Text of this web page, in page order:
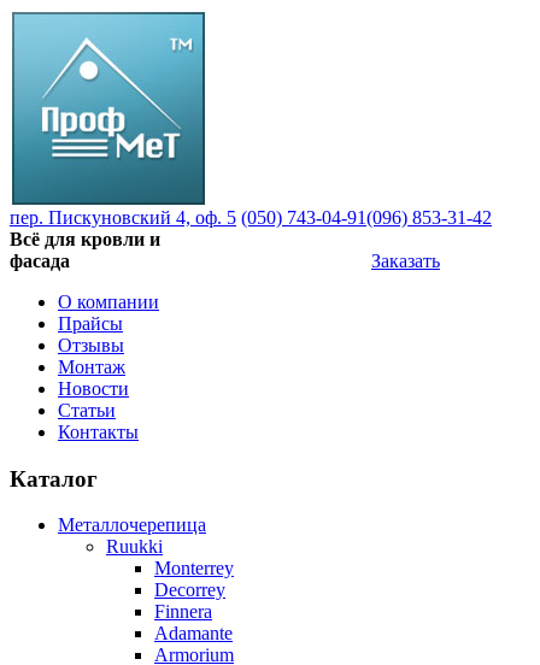
пер. Пискуновский 4, оф. 5 (050) 743-04-91(096) 853-31-42
Всё для кровли и
фасада
Заказать
О компании
Прайсы
Отзывы
Монтаж
Новости
Статьи
Контакты
Каталог
Металлочерепица
Ruukki
Monterrey
Decorrey
Finnera
Adamante
Armorium